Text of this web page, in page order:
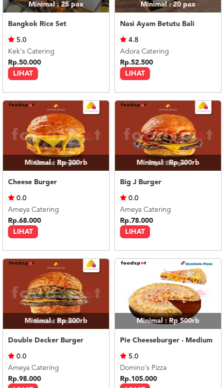
Minimal : 25pax
Bangkok Rice Set
LIHAT
5.0
Kek's Catering
Rp.50.000
Minimal : 20 pax
Nasi Ayam Betutu Bali
LIHAT
4.8
Adora Catering
Rp.52.500
Minimal : Rp 300rb
Cheese Burger
LIHAT
0.0
Ameya Catering
Rp.68.000
Minimal : Rp 300rb
Big J Burger
LIHAT
0.0
Ameya Catering
Rp.78.000
Minimal : Rp 300rb
Double Decker Burger
0.0
Ameya Catering
Rp.98.000
Minimal : Rp 500rb
Pie Cheeseburger - Medium
5.0
Domino's Pizza
Rp.105.000